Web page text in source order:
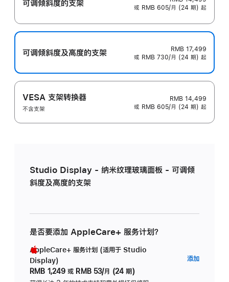
可调倾斜度的支架
或 RMB 605/月 (24 期) 起
可调倾斜度及高‍度的支‍架
RMB 17,499
或 RMB 730/月 (24 期) 起
VESA 支架转换器
不含支架
RMB 14,499
或 RMB 605/月 (24 期) 起
Studio Display - 纳米纹理玻璃面板 - 可调倾
斜度及高度的支架
是否要添加 AppleCare+ 服务计划？
AppleCare+ 服务计划 (适用于 Studio
Display)
RMB 1,249 或 RMB 53/月 (24 期)
添加